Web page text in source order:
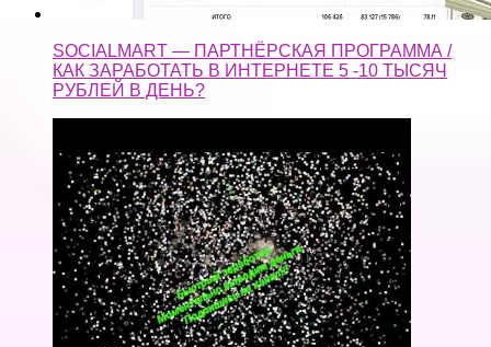
SOCIALMART — ПАРТНЁРСКАЯ ПРОГРАММА /
КАК ЗАРАБОТАТЬ В ИНТЕРНЕТЕ 5 -10 ТЫСЯЧ
РУБЛЕЙ В ДЕНЬ?